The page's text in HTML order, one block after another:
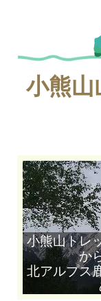
小熊山
小熊山トレ
か
北アルプス